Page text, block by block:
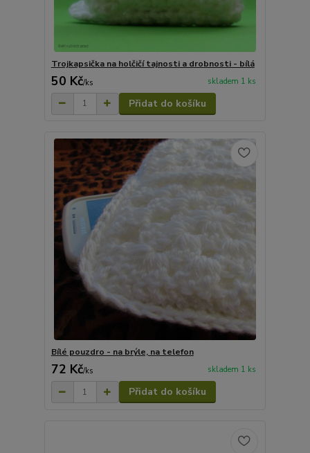
Trojkapsička na holčičí tajnosti a drobnosti - bílá
50 Kč/ks skladem 1 ks
Přidat do košíku
Bílé pouzdro - na brýle, na telefon
72 Kč/ks skladem 1 ks
Přidat do košíku